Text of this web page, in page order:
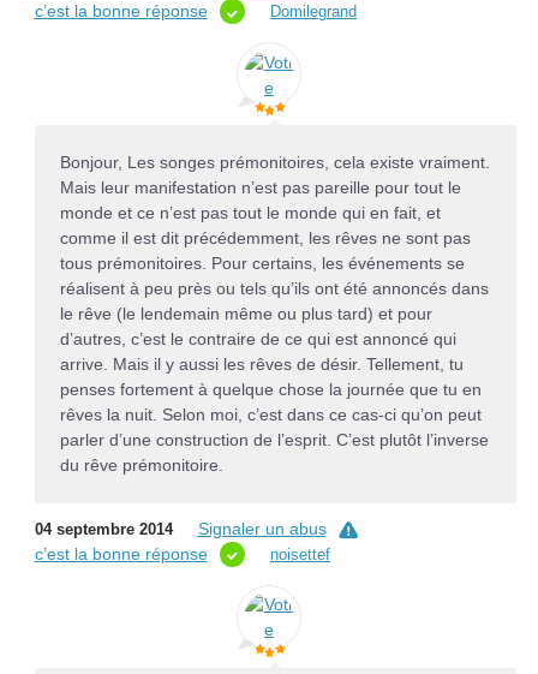
c’est la bonne réponse
Domilegrand
Bonjour, Les songes prémonitoires, cela existe vraiment.
Mais leur manifestation n’est pas pareille pour tout le
monde et ce n’est pas tout le monde qui en fait, et
comme il est dit précédemment, les rêves ne sont pas
tous prémonitoires. Pour certains, les événements se
réalisent à peu près ou tels qu’ils ont été annoncés dans
le rêve (le lendemain même ou plus tard) et pour
d’autres, c’est le contraire de ce qui est annoncé qui
arrive. Mais il y aussi les rêves de désir. Tellement, tu
penses fortement à quelque chose la journée que tu en
rêves la nuit. Selon moi, c’est dans ce cas-ci qu’on peut
parler d’une construction de l’esprit. C’est plutôt l’inverse
du rêve prémonitoire.
04 septembre 2014
Signaler un abus
c’est la bonne réponse
noisettef